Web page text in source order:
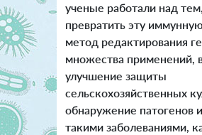
ученые работали над
превратить эту
метод редактирования
множества применений,
улучшение защиты
сельскохозяйственных
обнаружение патогенов
такими заболеваниями,